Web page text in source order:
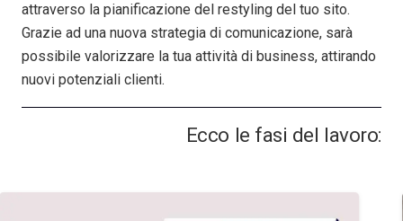
attraverso la pianificazione del restyling del tuo sito.
Grazie ad una nuova strategia di comunicazione, sarà
possibile valorizzare la tua attività di business, attirando
nuovi potenziali clienti.
Ecco le fasi del lavoro: